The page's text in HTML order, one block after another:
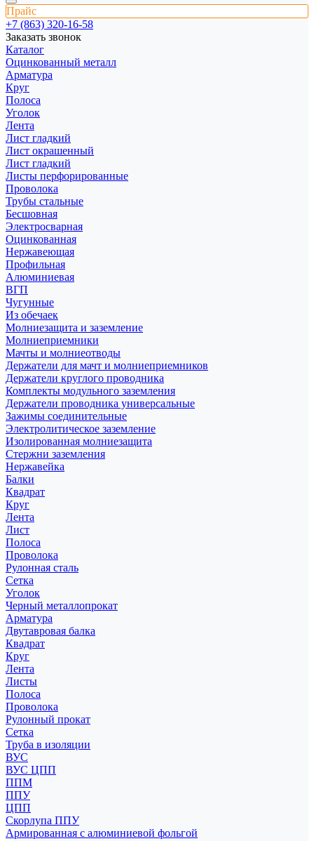
Прайс
+7 (863) 320-16-58
Заказать звонок
Каталог
Оцинкованный металл
Арматура
Круг
Полоса
Уголок
Лента
Лист гладкий
Лист окрашенный
Лист гладкий
Листы перфорированные
Проволока
Трубы стальные
Бесшовная
Электросварная
Оцинкованная
Нержавеющая
Профильная
Алюминиевая
ВГП
Чугунные
Из обечаек
Молниезащита и заземление
Молниеприемники
Мачты и молниеотводы
Держатели для мачт и молниеприемников
Держатели круглого проводника
Комплекты модульного заземления
Держатели проводника универсальные
Зажимы соединительные
Электролитическое заземление
Изолированная молниезащита
Стержни заземления
Нержавейка
Балки
Квадрат
Круг
Лента
Лист
Полоса
Проволока
Рулонная сталь
Сетка
Уголок
Черный металлопрокат
Арматура
Двутавровая балка
Квадрат
Круг
Лента
Листы
Полоса
Проволока
Рулонный прокат
Сетка
Труба в изоляции
ВУС
ВУС ЦПП
ППМ
ППУ
ЦПП
Скорлупа ППУ
Армированная с алюминиевой фольгой